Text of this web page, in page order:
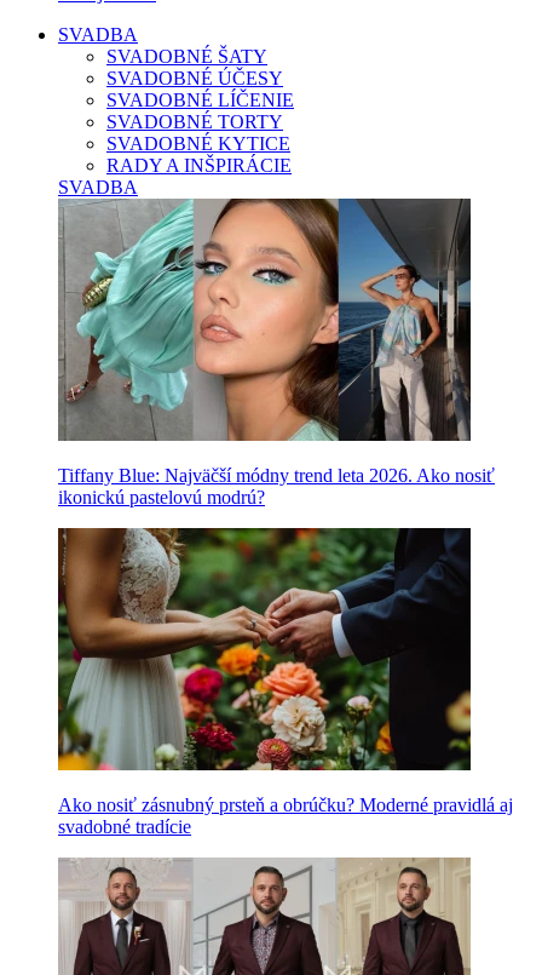
SVADBA
SVADOBNÉ ŠATY
SVADOBNÉ ÚČESY
SVADOBNÉ LÍČENIE
SVADOBNÉ TORTY
SVADOBNÉ KYTICE
RADY A INŠPIRÁCIE
SVADBA
Tiffany Blue: Najväčší módny trend leta 2026. Ako nosiť
ikonickú pastelovú modrú?
Ako nosiť zásnubný prsteň a obrúčku? Moderné pravidlá aj
svadobné tradície